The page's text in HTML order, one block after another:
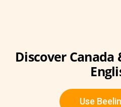
Discover
Use